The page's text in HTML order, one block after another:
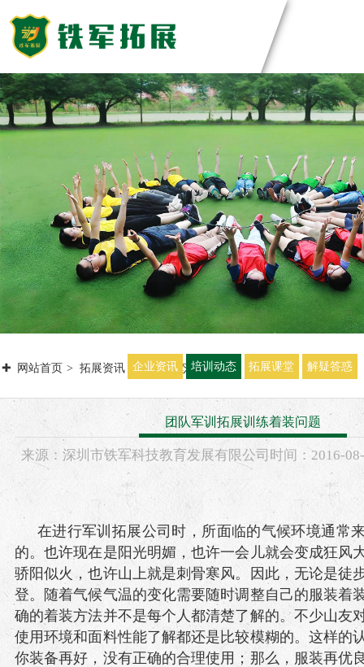
主题团建活动
领导力系列
主题团建系列
匠人制作系列
音乐释压系列
数字团建系列
文化赋能系列
组织运动系列
团建基地
深圳基地
东莞基地
惠州基地
佛山基地
清远基地
河源基地
案例展示
创新科技公司
生产制造企业
银行保险证券
服务顾问资询
教培政企机构
定制化方案
视频中心
教练团队
联系我们
网站首页 拓展资讯 培训动态
企业资讯 培训动态 拓展课堂 解疑答惑
团队军训拓展训练着装问题
来源： 深圳市铁军科技教育发展有限公司 时间： 2016-
在进行军训拓展公司时，所面临的气候环境通常
的。也许现在是阳光明媚，也许一会儿就会变成狂风
骄阳似火，也许山上就是刺骨寒风。因此，无论是徒
登。随着气候气温的变化需要随时调整自己的服装着
确的着装方法并不是每个人都清楚了解的。不少山友
使用环境和面料性能了解都还是比较模糊的。这样的
你装备再好，没有正确的合理使用；那么，服装再优